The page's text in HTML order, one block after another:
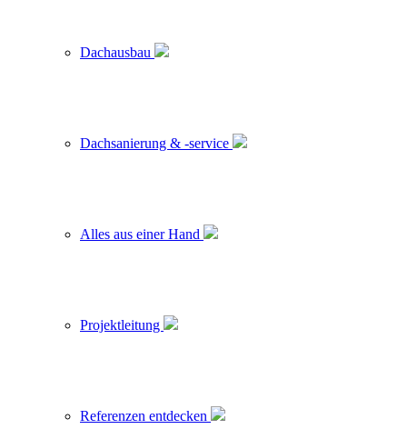
Dachausbau
Dachsanierung & -service
Alles aus einer Hand
Projektleitung
Referenzen entdecken